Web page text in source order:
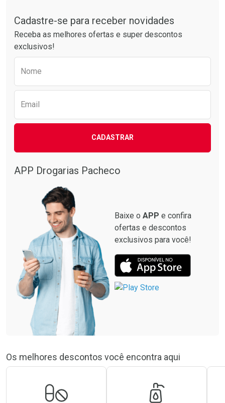
Por R$ 34,39/cada
Por R$ 37,25/cada
Cadastre-se para receber novidades
Receba as melhores ofertas e super descontos
exclusivos!
Nome
Email
CADASTRAR
APP Drogarias Pacheco
Baixe o APP e confira
ofertas e descontos
exclusivos para você!
Os melhores descontos você encontra aqui